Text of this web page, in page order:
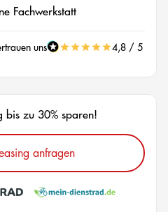
Fachwerkstatt
uns 4,8 / 5
bis zu 30% sparen!
anfragen